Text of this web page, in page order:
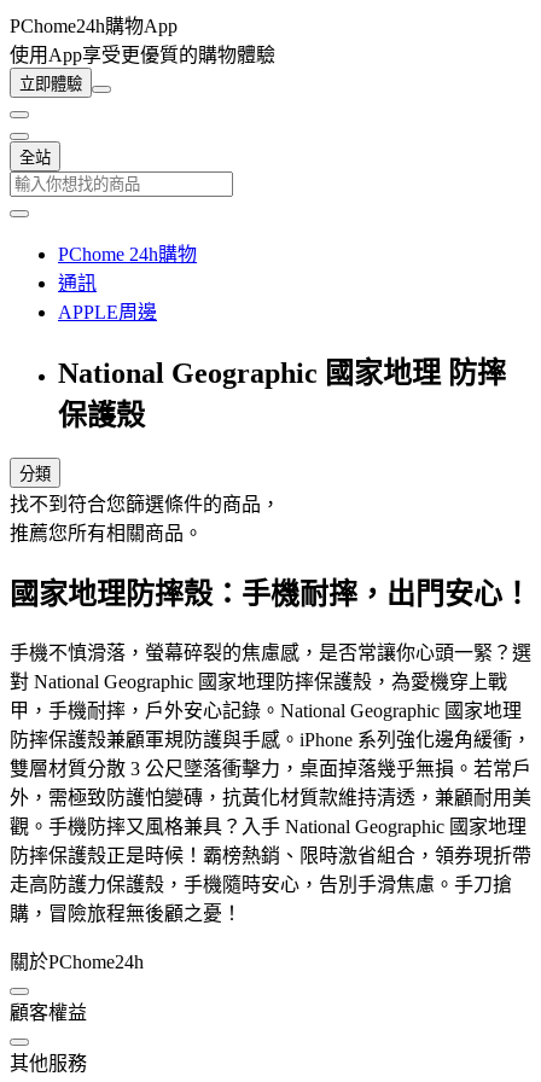
PChome24h購物App
使用App享受更優質的購物體驗
立即體驗
全站
PChome 24h購物
通訊
APPLE周邊
National Geographic 國家地理 防摔
保護殼
分類
找不到符合您篩選條件的商品，
推薦您所有相關商品。
國家地理防摔殼：手機耐摔，出門安心！
手機不慎滑落，螢幕碎裂的焦慮感，是否常讓你心頭一緊？選
對 National Geographic 國家地理防摔保護殼，為愛機穿上戰
甲，手機耐摔，戶外安心記錄。National Geographic 國家地理
防摔保護殼兼顧軍規防護與手感。iPhone 系列強化邊角緩衝，
雙層材質分散 3 公尺墜落衝擊力，桌面掉落幾乎無損。若常戶
外，需極致防護怕變磚，抗黃化材質款維持清透，兼顧耐用美
觀。手機防摔又風格兼具？入手 National Geographic 國家地理
防摔保護殼正是時候！霸榜熱銷、限時激省組合，領券現折帶
走高防護力保護殼，手機隨時安心，告別手滑焦慮。手刀搶
購，冒險旅程無後顧之憂！
關於PChome24h
顧客權益
其他服務